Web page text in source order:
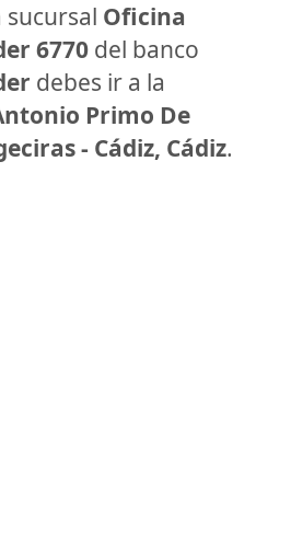
sucursal Oficina
6770 del banco
debes ir a la
Primo De
- Cádiz, Cádiz.